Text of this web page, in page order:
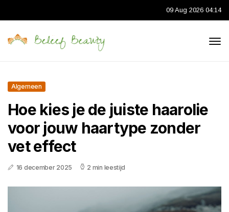
09 Aug 2026 04:14
Algemeen
Hoe kies je de juiste haarolie
voor jouw haartype zonder
vet effect
16 december 2025 2 min leestijd